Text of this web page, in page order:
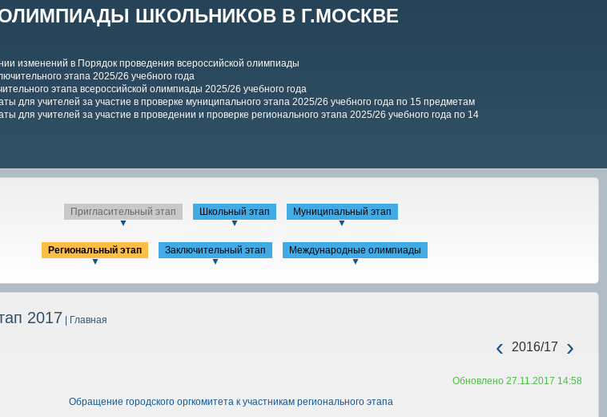
ШКОЛЬНИКОВ В Г.МОСКВЕ
изменений в Порядок проведения всероссийской олимпиады
этапа 2025/26 учебного года
этапа всероссийской олимпиады 2025/26 учебного года
для учителей за участие в проверке муниципального этапа 2025/26 учебного года по 15 предметам
для учителей за участие в проведении и проверке регионального этапа 2025/26 учебного года по 14
Пригласительный этап
▼
Школьный этап
▼
Муниципальный этап
▼
Региональный этап
▼
Заключительный этап
▼
Международные олимпиады
▼
2017 | Главная
‹ 2016/17 ›
Обновлено 27.11.2017 14:58
Обращение городского оргкомитета к участникам регионального этапа